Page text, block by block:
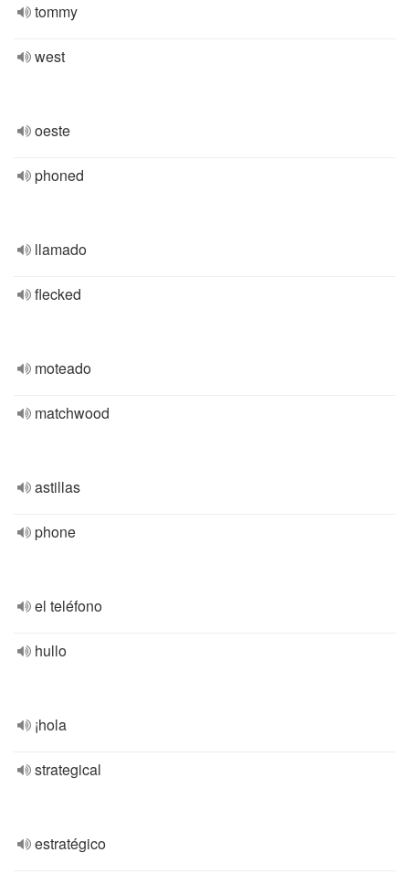
tommy
west
oeste
phoned
llamado
flecked
moteado
matchwood
astillas
phone
el teléfono
hullo
¡hola
strategical
estratégico